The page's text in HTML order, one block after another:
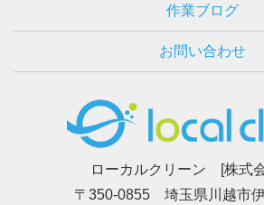
作業ブログ
お問い合わせ
ローカルクリーン [株式
〒350-0855 埼玉県川越市